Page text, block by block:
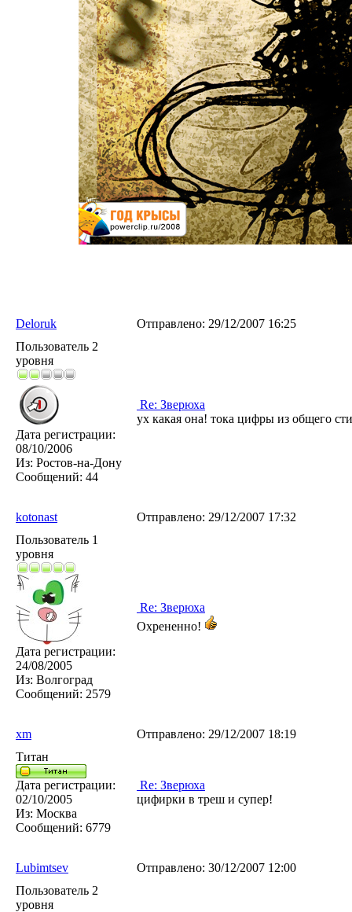
Deloruk Отправлено: 29/12/2007 16:25
Пользователь 2
уровня
Дата регистрации:
08/10/2006
Из: Ростов-на-Дону
Сообщений: 44
Re: Зверюха
ух какая она! тока цифры из общего
kotonast Отправлено: 29/12/2007 17:32
Пользователь 1
уровня
Дата регистрации:
24/08/2005
Из: Волгоград
Сообщений: 2579
Re: Зверюха
Охрененно!
xm Отправлено: 29/12/2007 18:19
Титан
Дата регистрации:
02/10/2005
Из: Москва
Сообщений: 6779
Re: Зверюха
цифирки в треш и супер!
Lubimtsev Отправлено: 30/12/2007 12:00
Пользователь 2
уровня